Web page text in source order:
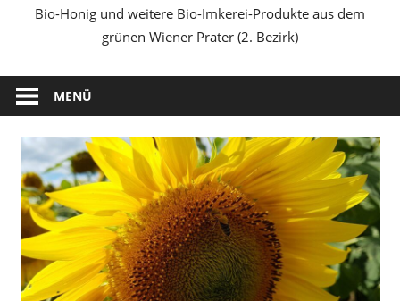
Bio-Honig und weitere Bio-Imkerei-Produkte aus dem
grünen Wiener Prater (2. Bezirk)
MENÜ